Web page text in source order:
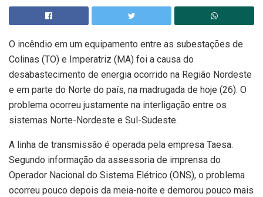
O incêndio em um equipamento entre as subestações de
Colinas (TO) e Imperatriz (MA) foi a causa do
desabastecimento de energia ocorrido na Região Nordeste
e em parte do Norte do país, na madrugada de hoje (26). O
problema ocorreu justamente na interligação entre os
sistemas Norte-Nordeste e Sul-Sudeste.
A linha de transmissão é operada pela empresa Taesa.
Segundo informação da assessoria de imprensa do
Operador Nacional do Sistema Elétrico (ONS), o problema
ocorreu pouco depois da meia-noite e demorou pouco mais